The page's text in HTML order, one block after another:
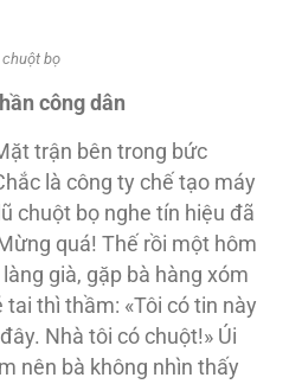
bọ
công dân
trận bên trong bức
là công ty chế tạo máy
chuột bọ nghe tín hiệu đã
quá! Thế rồi một hôm
già, gặp bà hàng xóm
tai thì thầm: «Tôi có tin này
Nhà tôi có chuột!» Úi
nên bà không nhìn thấy